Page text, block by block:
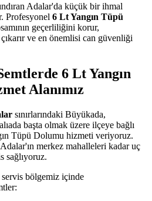
Adalar'da küçük bir ihmal
Profesyonel 6 Lt Yangın Tüpü
geçerliliğini korur,
ve en önemlisi can güvenliği
6 Lt Yangın
Alanımız
sınırlarındaki Büyükada,
başta olmak üzere ilçeye bağlı
Tüpü Dolumu hizmeti veriyoruz.
merkez mahalleleri kadar uç
sağlıyoruz.
bölgemiz içinde